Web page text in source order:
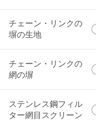
要
求
し
な
さ
い
チェーン・リンクの
塀の生地
チェーン・リンクの
網の塀
ステンレス鋼フィル
ター網目スクリーン